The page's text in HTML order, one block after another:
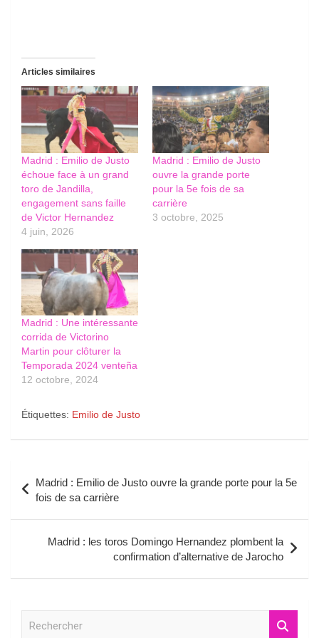
Articles similaires
Madrid : Emilio de Justo
échoue face à un grand
toro de Jandilla,
engagement sans faille
de Victor Hernandez
4 juin, 2026
Madrid : Emilio de Justo
ouvre la grande porte
pour la 5e fois de sa
carrière
3 octobre, 2025
Madrid : Une intéressante
corrida de Victorino
Martin pour clôturer la
Temporada 2024 venteña
12 octobre, 2024
Étiquettes: Emilio de Justo
de
l’article
Madrid : Emilio de Justo ouvre la grande porte pour la 5e
fois de sa carrière
Madrid : les toros Domingo Hernandez plombent la
confirmation d’alternative de Jarocho